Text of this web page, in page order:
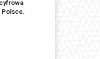
Polsce.